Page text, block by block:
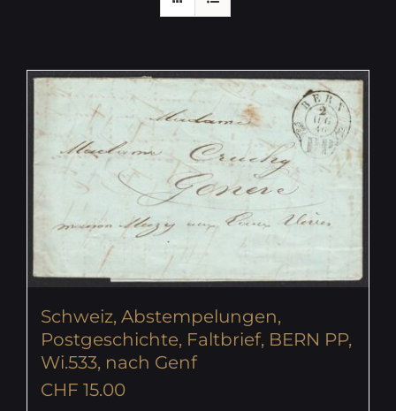
Schweiz, Abstempelungen,
Postgeschichte, Faltbrief, BERN PP,
Wi.533, nach Genf
CHF 15.00